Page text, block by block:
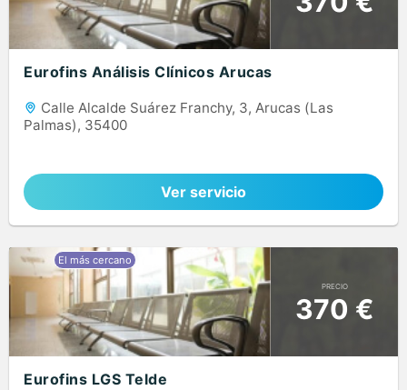
Eurofins Análisis Clínicos Arucas
Calle Alcalde Suárez Franchy, 3, Arucas (Las
Palmas), 35400
Ver servicio
PRECIO
370 €
Eurofins LGS Telde